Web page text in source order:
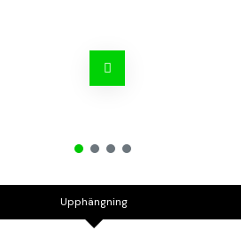
Upphängning